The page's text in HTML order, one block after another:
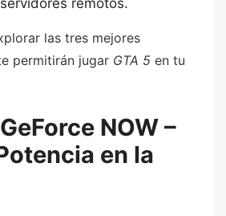
las tres mejores
permitirán jugar GTA 5 en tu
NOW –
en la